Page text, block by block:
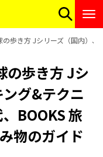
歩き方 Jシリーズ（国内）
の歩き方 Jシ
グ&テクニ
BOOKS 旅
物のガイド